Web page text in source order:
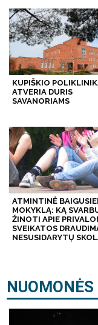
KUPIŠKIO
ATVERIA DURIS
SAVANORIAMS
ATMINTINĖ
MOKYKLĄ: KĄ
ŽINOTI APIE
SVEIKATOS
NESUSIDARYTŲ
NUOMONĖS